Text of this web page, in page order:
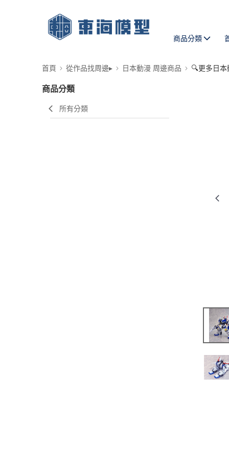
商品分類
首頁 從作品找周邊▸ 日本動漫 周邊商品 🔍更多日本
商品分類
所有分類